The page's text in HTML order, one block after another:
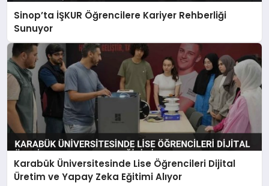
Sinop’ta İŞKUR Öğrencilere Kariyer Rehberliği
Sunuyor
Karabük Üniversitesinde Lise Öğrencileri Dijital
Üretim ve Yapay Zeka Eğitimi Alıyor